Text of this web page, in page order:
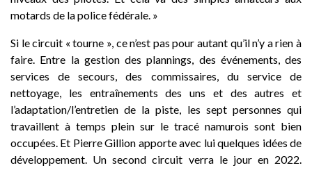
motards de la police fédérale. »
Si le circuit « tourne », ce n’est pas pour autant qu’il n’y a rien à
faire. Entre la gestion des plannings, des événements, des
services de secours, des commissaires, du service de
nettoyage, les entraînements des uns et des autres et
l’adaptation/l’entretien de la piste, les sept personnes qui
travaillent à temps plein sur le tracé namurois sont bien
occupées. Et Pierre Gillion apporte avec lui quelques idées de
développement. Un second circuit verra le jour en 2022.